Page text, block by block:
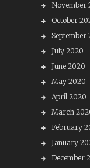
November
October
September
July 2020
June 2020
May 2020
April 2020
March
February
January
December